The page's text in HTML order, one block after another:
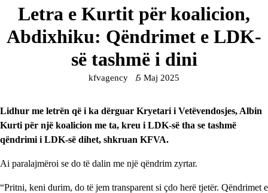
Letra e Kurtit për koalicion,
Abdixhiku: Qëndrimet e LDK-
së tashmë i dini
kfvagency 5 Maj 2025
Lidhur me letrën që i ka dërguar Kryetari i Vetëvendosjes, Albin
Kurti për një koalicion me ta, kreu i LDK-së tha se tashmë
qëndrimi i LDK-së dihet, shkruan KFVA.
Ai paralajmëroi se do të dalin me një qëndrim zyrtar.
“Pritni, keni durim, do të jem transparent si çdo herë tjetër. Qëndrimet e